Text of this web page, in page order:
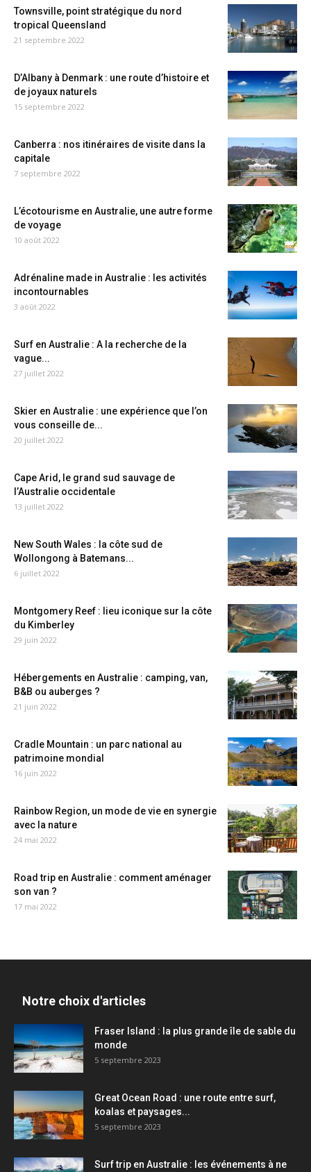
Townsville, point stratégique du nord
tropical Queensland
21 septembre 2022
D’Albany à Denmark : une route d’histoire et
de joyaux naturels
15 septembre 2022
Canberra : nos itinéraires de visite dans la
capitale
7 septembre 2022
L’écotourisme en Australie, une autre forme
de voyage
10 août 2022
Adrénaline made in Australie : les activités
incontournables
3 août 2022
Surf en Australie : A la recherche de la
vague...
27 juillet 2022
Skier en Australie : une expérience que l’on
vous conseille de...
20 juillet 2022
Cape Arid, le grand sud sauvage de
l’Australie occidentale
13 juillet 2022
New South Wales : la côte sud de
Wollongong à Batemans...
6 juillet 2022
Montgomery Reef : lieu iconique sur la côte
du Kimberley
29 juin 2022
Hébergements en Australie : camping, van,
B&B ou auberges ?
21 juin 2022
Cradle Mountain : un parc national au
patrimoine mondial
16 juin 2022
Rainbow Region, un mode de vie en synergie
avec la nature
24 mai 2022
Road trip en Australie : comment aménager
son van ?
17 mai 2022
Notre choix d'articles
Fraser Island : la plus grande île de sable du
monde
5 septembre 2023
Great Ocean Road : une route entre surf,
koalas et paysages...
5 septembre 2023
Surf trip en Australie : les événements à ne